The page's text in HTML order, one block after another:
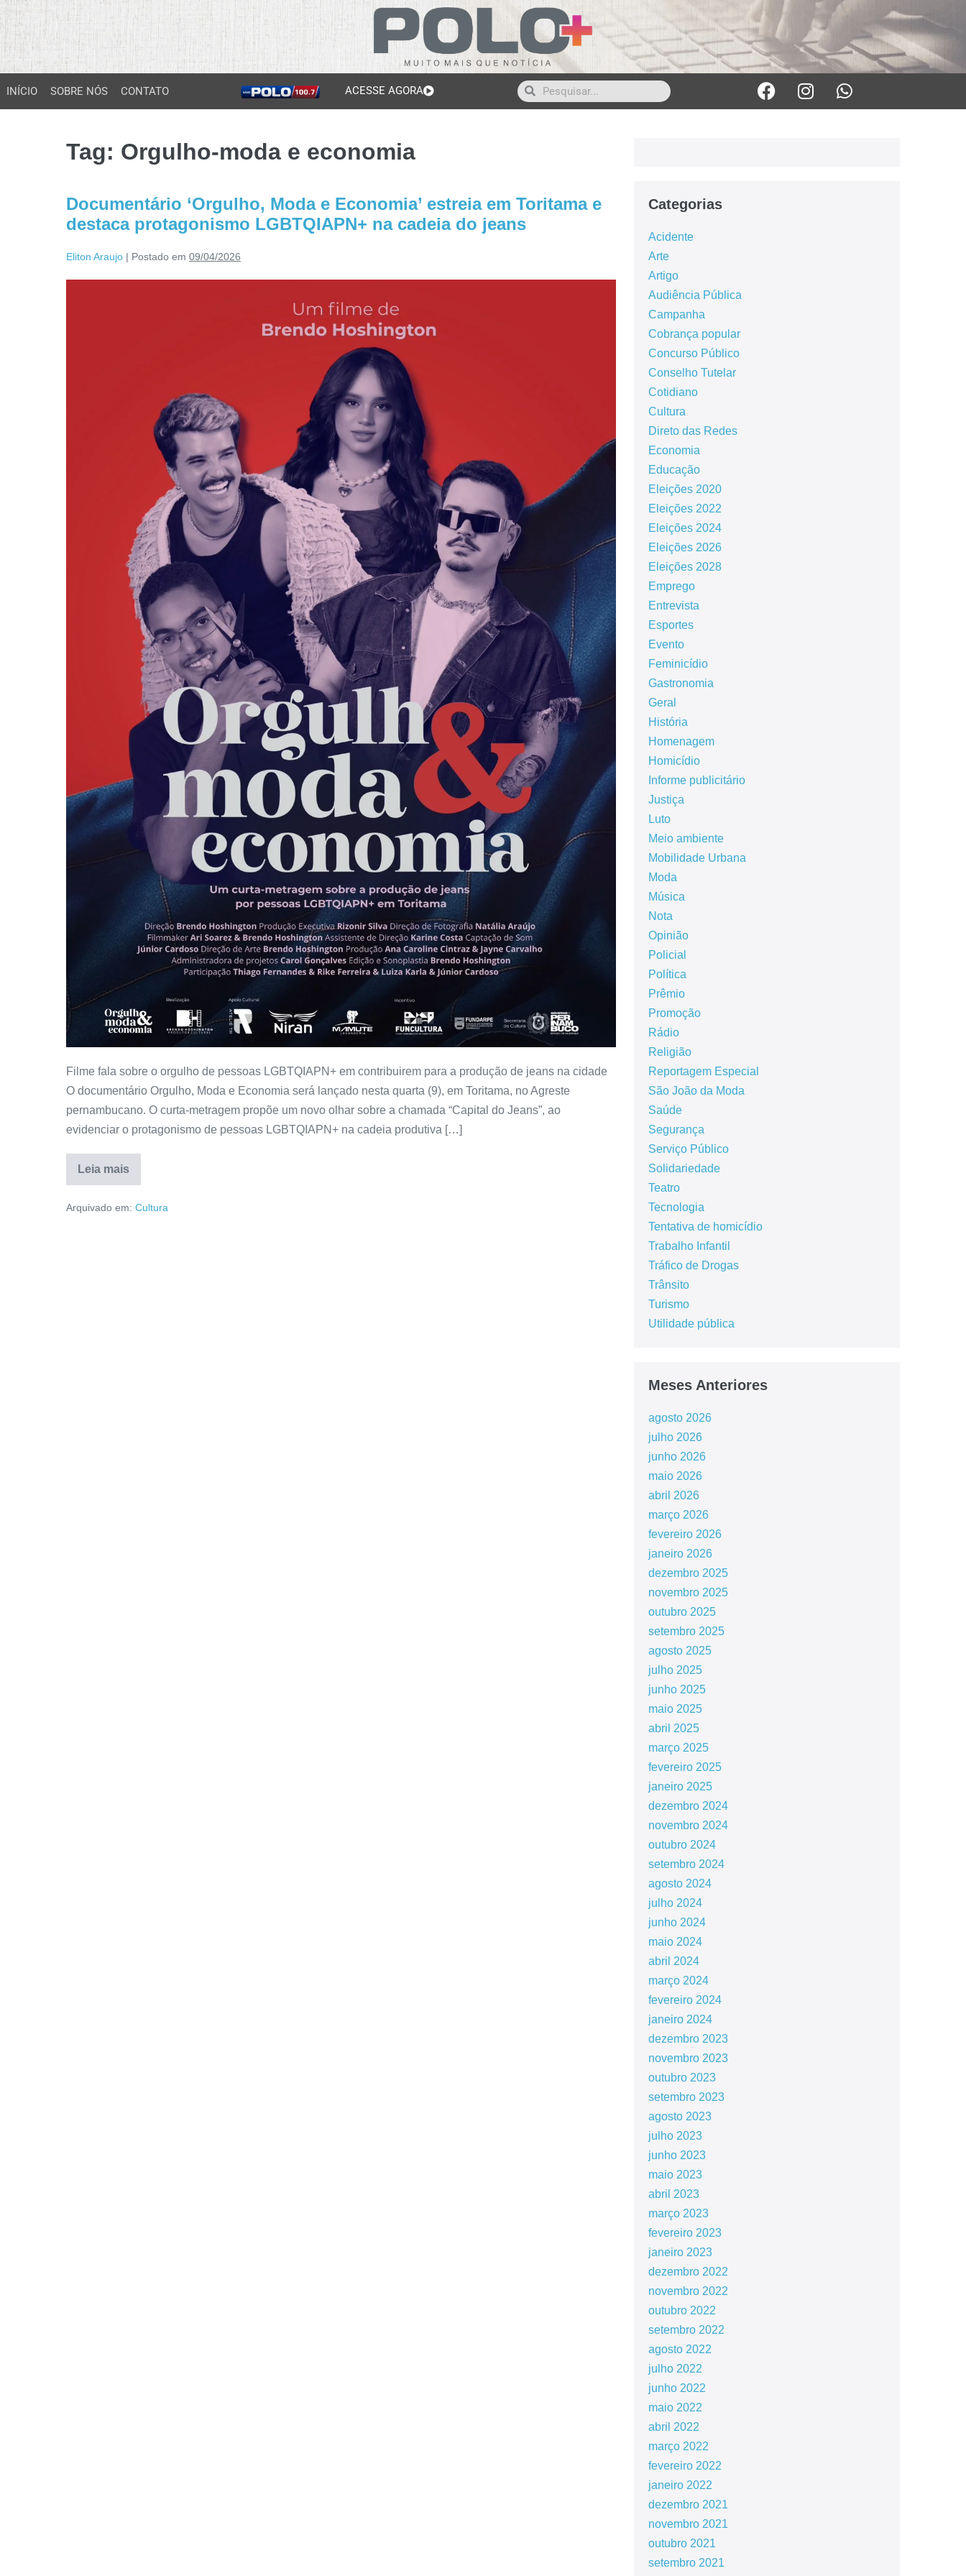
INÍCIO SOBRE NÓS CONTATO ACESSE AGORA
Tag: Orgulho-moda e economia
Documentário ‘Orgulho, Moda e Economia’ estreia em Toritama e
destaca protagonismo LGBTQIAPN+ na cadeia do jeans
Eliton Araujo | Postado em 09/04/2026
Filme fala sobre o orgulho de pessoas LGBTQIAPN+ em contribuirem para a produção de jeans na cidade
O documentário Orgulho, Moda e Economia será lançado nesta quarta (9), em Toritama, no Agreste
pernambucano. O curta-metragem propõe um novo olhar sobre a chamada “Capital do Jeans”, ao
evidenciar o protagonismo de pessoas LGBTQIAPN+ na cadeia produtiva […]
Leia mais
Arquivado em: Cultura
Categorias
Acidente
Arte
Artigo
Audiência Pública
Campanha
Cobrança popular
Concurso Público
Conselho Tutelar
Cotidiano
Cultura
Direto das Redes
Economia
Educação
Eleições 2020
Eleições 2022
Eleições 2024
Eleições 2026
Eleições 2028
Emprego
Entrevista
Esportes
Evento
Feminicídio
Gastronomia
Geral
História
Homenagem
Homicídio
Informe publicitário
Justiça
Luto
Meio ambiente
Mobilidade Urbana
Moda
Música
Nota
Opinião
Policial
Política
Prêmio
Promoção
Rádio
Religião
Reportagem Especial
São João da Moda
Saúde
Segurança
Serviço Público
Solidariedade
Teatro
Tecnologia
Tentativa de homicídio
Trabalho Infantil
Tráfico de Drogas
Trânsito
Turismo
Utilidade pública
Meses Anteriores
agosto 2026
julho 2026
junho 2026
maio 2026
abril 2026
março 2026
fevereiro 2026
janeiro 2026
dezembro 2025
novembro 2025
outubro 2025
setembro 2025
agosto 2025
julho 2025
junho 2025
maio 2025
abril 2025
março 2025
fevereiro 2025
janeiro 2025
dezembro 2024
novembro 2024
outubro 2024
setembro 2024
agosto 2024
julho 2024
junho 2024
maio 2024
abril 2024
março 2024
fevereiro 2024
janeiro 2024
dezembro 2023
novembro 2023
outubro 2023
setembro 2023
agosto 2023
julho 2023
junho 2023
maio 2023
abril 2023
março 2023
fevereiro 2023
janeiro 2023
dezembro 2022
novembro 2022
outubro 2022
setembro 2022
agosto 2022
julho 2022
junho 2022
maio 2022
abril 2022
março 2022
fevereiro 2022
janeiro 2022
dezembro 2021
novembro 2021
outubro 2021
setembro 2021